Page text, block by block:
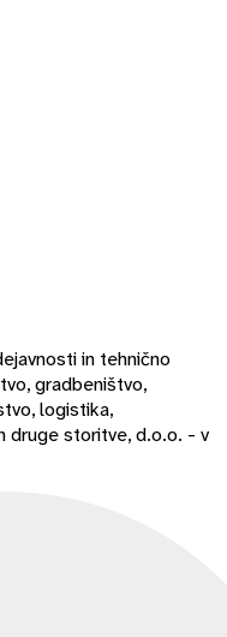
in tehnično
gradbeništvo,
logistika,
druge storitve, d.o.o. - v